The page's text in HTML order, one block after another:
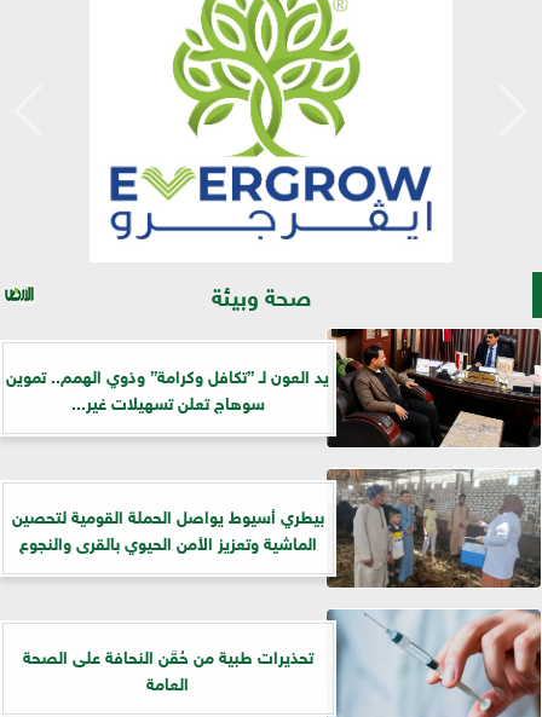
صحة وبيئة
يد العون لـ ”تكافل وكرامة” وذوي الهمم.. تموين
سوهاج تعلن تسهيلات غير...
بيطري أسيوط يواصل الحملة القومية لتحصين
الماشية وتعزيز الأمن الحيوي بالقرى والنجوع
تحذيرات طبية من حُقَن النحافة على الصحة
العامة